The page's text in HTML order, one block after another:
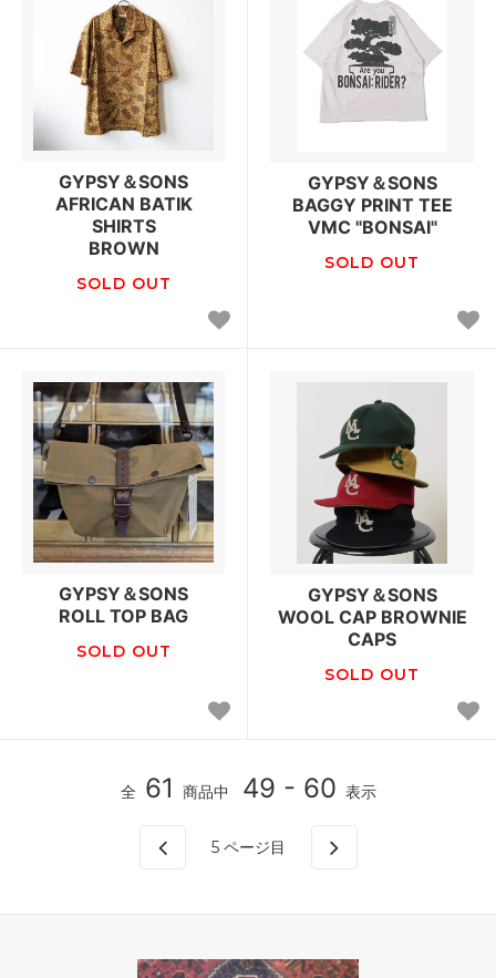
GYPSY＆SONS
AFRICAN BATIK
SHIRTS
BROWN
SOLD OUT
GYPSY＆SONS
BAGGY PRINT TEE
VMC "BONSAI"
SOLD OUT
GYPSY＆SONS
ROLL TOP BAG
SOLD OUT
GYPSY＆SONS
WOOL CAP BROWNIE
CAPS
SOLD OUT
全 61 商品中 49 - 60 表示
5 ページ目